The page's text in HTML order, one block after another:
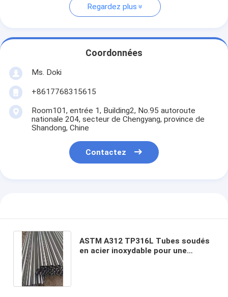
Regardez plus
Coordonnées
Ms. Doki
+8617768315615
Room101, entrée 1, Building2, No.95 autoroute
nationale 204, secteur de Chengyang, province de
Shandong, Chine
Contactez
ASTM A312 TP316L Tubes soudés
en acier inoxydable pour une